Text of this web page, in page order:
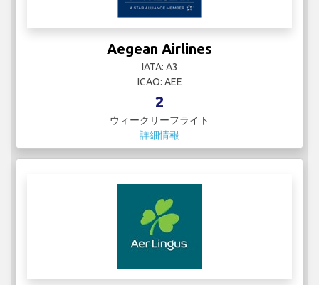
Aegean Airlines
IATA: A3
ICAO: AEE
2
ウィークリーフライト
詳細情報